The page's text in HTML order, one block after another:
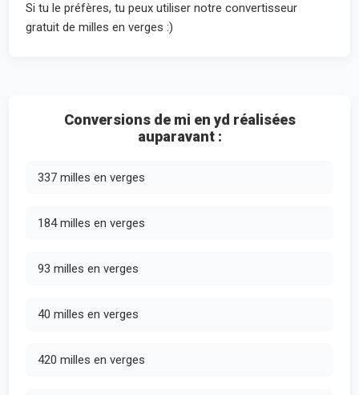
Si tu le préfères, tu peux utiliser notre convertisseur
gratuit de milles en verges :)
Conversions de mi en yd réalisées
auparavant :
337 milles en verges
184 milles en verges
93 milles en verges
40 milles en verges
420 milles en verges